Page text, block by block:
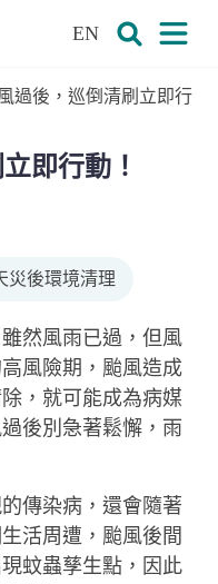
EN
過後，巡倒清刷立即行
即行動！
災後環境清理
然風雨已過，但風
風險期，颱風造成
，就可能成為病媒
後別急著鬆懈，雨
傳染病，還會隨著
活周遭，颱風後間
蚊蟲孳生點，因此